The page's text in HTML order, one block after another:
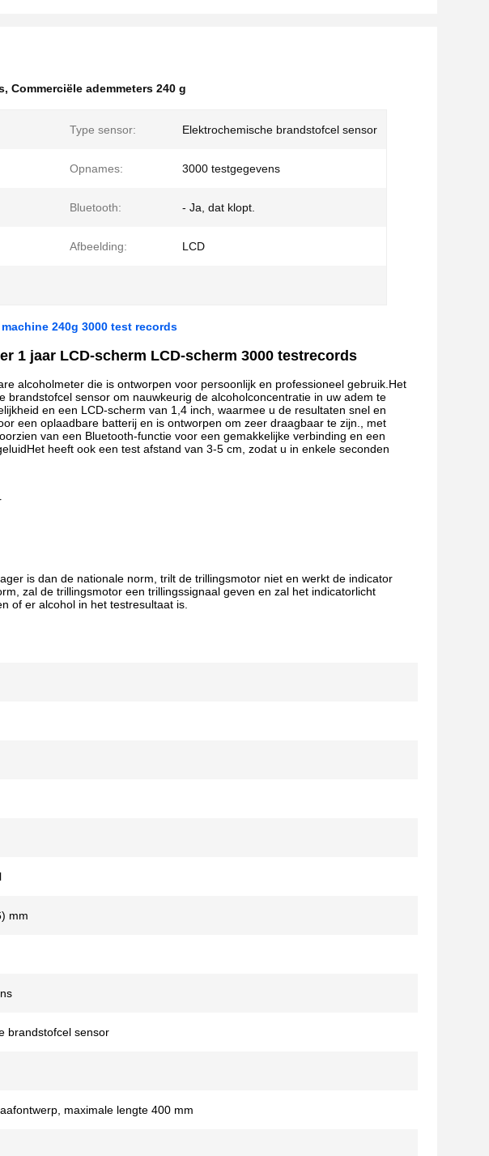
, Commerciële ademmeters 240 g
Type sensor: Elektrochemische brandstofcel sensor
Opnames: 3000 testgegevens
Bluetooth: - Ja, dat klopt.
Afbeelding: LCD
240g 3000 test records
1 jaar LCD-scherm LCD-scherm 3000 testrecords
alcoholmeter die is ontworpen voor persoonlijk en professioneel gebruik.Het
sensor om nauwkeurig de alcoholconcentratie in uw adem te
en een LCD-scherm van 1,4 inch, waarmee u de resultaten snel en
een oplaadbare batterij en is ontworpen om zeer draagbaar te zijn., met
van een Bluetooth-functie voor een gemakkelijke verbinding en een
heeft ook een test afstand van 3-5 cm, zodat u in enkele seconden
is dan de nationale norm, trilt de trillingsmotor niet en werkt de indicator
zal de trillingsmotor een trillingssignaal geven en zal het indicatorlicht
of er alcohol in het testresultaat is.
mm
brandstofcel sensor
maximale lengte 400 mm